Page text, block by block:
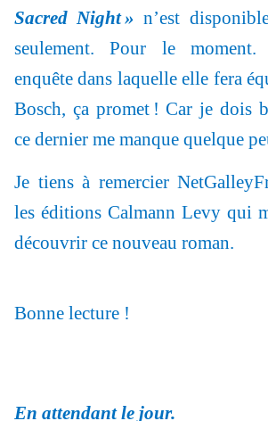
Sacred Night » n’est
seulement. Pour le
enquête dans laquelle elle fera
Bosch, ça promet ! Car je dois
ce dernier me manque quelque
Je tiens à remercier
les éditions Calmann Levy qui
découvrir ce nouveau roman.
Bonne lecture !
En attendant le jour.